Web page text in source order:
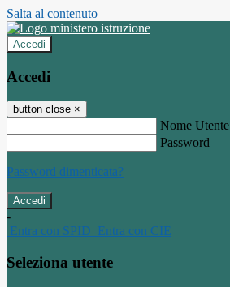
Salta al contenuto
Accedi
Accedi
button close ×
Nome Utente
Password
Password dimenticata?
-
Entra con SPID Entra con CIE
Seleziona utente